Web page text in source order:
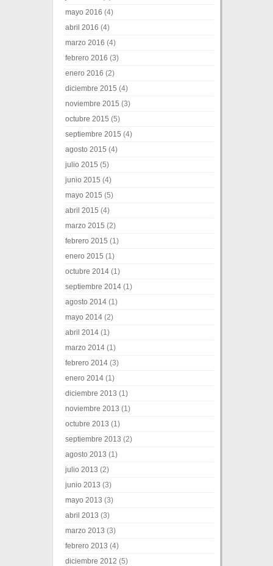
mayo 2016 (4)
abril 2016 (4)
marzo 2016 (4)
febrero 2016 (3)
enero 2016 (2)
diciembre 2015 (4)
noviembre 2015 (3)
octubre 2015 (5)
septiembre 2015 (4)
agosto 2015 (4)
julio 2015 (5)
junio 2015 (4)
mayo 2015 (5)
abril 2015 (4)
marzo 2015 (2)
febrero 2015 (1)
enero 2015 (1)
octubre 2014 (1)
septiembre 2014 (1)
agosto 2014 (1)
mayo 2014 (2)
abril 2014 (1)
marzo 2014 (1)
febrero 2014 (3)
enero 2014 (1)
diciembre 2013 (1)
noviembre 2013 (1)
octubre 2013 (1)
septiembre 2013 (2)
agosto 2013 (1)
julio 2013 (2)
junio 2013 (3)
mayo 2013 (3)
abril 2013 (3)
marzo 2013 (3)
febrero 2013 (4)
diciembre 2012 (5)